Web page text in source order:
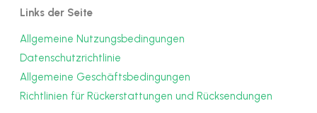
Links der Seite
Allgemeine Nutzungsbedingungen
Datenschutzrichtlinie
Allgemeine Geschäftsbedingungen
Richtlinien für Rückerstattungen und Rücksendungen